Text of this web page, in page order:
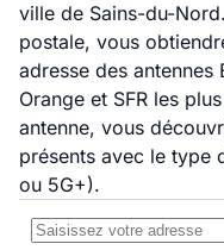
ville de Sains-du-
postale, vous
adresse des antennes
Orange et SFR les
antenne, vous
présents avec le type
ou 5G+).